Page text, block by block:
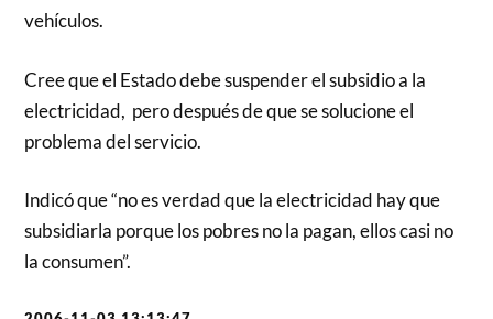
vehículos.
Cree que el Estado debe suspender el subsidio a la
electricidad, pero después de que se solucione el
problema del servicio.
Indicó que “no es verdad que la electricidad hay que
subsidiarla porque los pobres no la pagan, ellos casi no
la consumen”.